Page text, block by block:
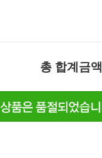
총 합계금액